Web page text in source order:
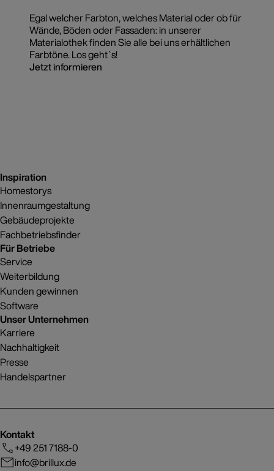
Egal welcher Farbton, welches Material oder ob für
Wände, Böden oder Fassaden: in unserer
Materialothek finden Sie alle bei uns erhältlichen
Farbtöne. Los geht`s!
Jetzt informieren
Inspiration
Homestorys
Innenraumgestaltung
Gebäudeprojekte
Fachbetriebsfinder
Für Betriebe
Service
Weiterbildung
Kunden gewinnen
Software
Unser Unternehmen
Karriere
Nachhaltigkeit
Presse
Handelspartner
Kontakt
+49 251 7188-0
info@brillux.de